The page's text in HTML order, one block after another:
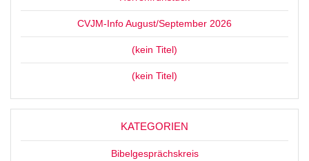
CVJM-Info August/September 2026
(kein Titel)
(kein Titel)
KATEGORIEN
Bibelgesprächskreis